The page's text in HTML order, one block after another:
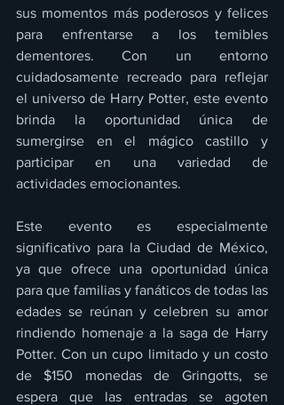
sus momentos más poderosos y felices
para enfrentarse a los temibles
dementores. Con un entorno
cuidadosamente recreado para reflejar
el universo de Harry Potter, este evento
brinda la oportunidad única de
sumergirse en el mágico castillo y
participar en una variedad de
actividades emocionantes.
Este evento es especialmente
significativo para la Ciudad de México,
ya que ofrece una oportunidad única
para que familias y fanáticos de todas las
edades se reúnan y celebren su amor
rindiendo homenaje a la saga de Harry
Potter. Con un cupo limitado y un costo
de $150 monedas de Gringotts, se
espera que las entradas se agoten